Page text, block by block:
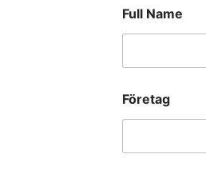
Full Name
Företag